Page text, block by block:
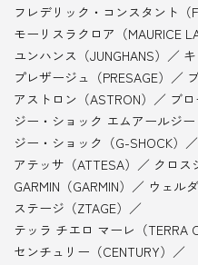
オリス（ORIS）
フレデリック・コンスタント（
モーリスラクロア（MAURICE
ユンハンス（JUNGHANS）
プレザージュ（PRESAGE）
アストロン（ASTRON）
ブ
ジー・ショック エムアールジ
ジー・ショック（G-SHOCK）
アテッサ（ATTESA）
クロス
GARMIN（GARMIN）
ステージ（ZTAGE）
テッラ チエロ マーレ（TERRA